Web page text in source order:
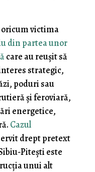
oricum victima
din partea unor
care au reuşit să
strategic,
poduri sau
şi feroviară,
energetice,
Cazul
drept pretext
Piteşti este
unui alt